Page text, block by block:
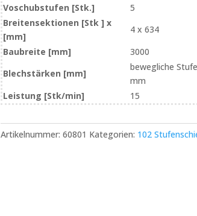
Voschubstufen [Stk.]
5
Breitensektionen [Stk ] x
[mm]
4 x 634
Baubreite [mm]
3000
Blechstärken [mm]
bewegliche
mm
Leistung [Stk/min]
15
Artikelnummer: 60801 Kategorien: 102